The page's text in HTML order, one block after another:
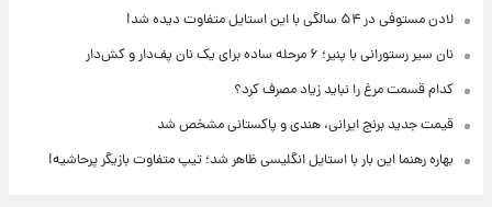
لادن مستوفی در ۵۴ سالگی با این استایل متفاوت دیده شد!
نان سیر رستورانی با پنیر؛ ۶ مرحله ساده برای یک نان پف‌دار و کش‌دار
کدام قسمت مرغ را نباید زیاد مصرف کرد؟
قیمت جدید برنج ایرانی، هندی و پاکستانی مشخص شد
بهاره رهنما این بار با استایل انگلیسی ظاهر شد؛ تیپ متفاوت بازیگر پرحاشیه!